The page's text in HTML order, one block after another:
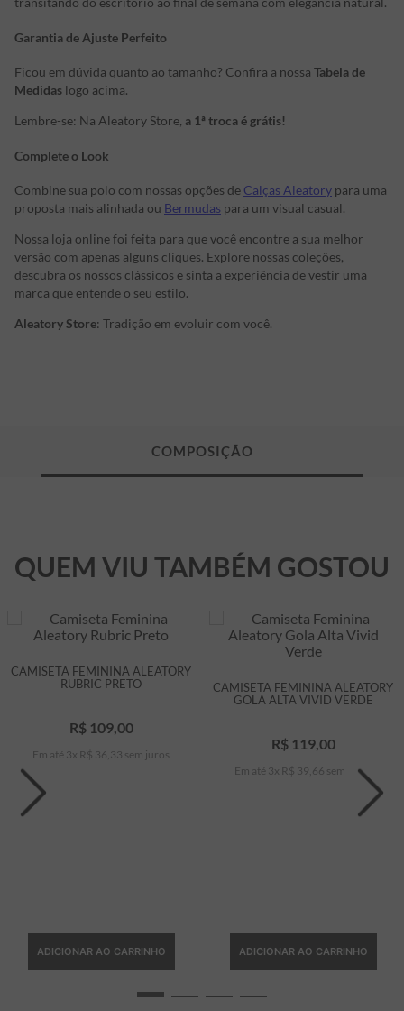
Garantia de Ajuste Perfeito
Ficou em dúvida quanto ao tamanho? Confira a nossa Tabela de
Medidas logo acima.
Lembre-se: Na Aleatory Store, a 1ª troca é grátis!
Complete o Look
Combine sua polo com nossas opções de Calças Aleatory para uma
proposta mais alinhada ou Bermudas para um visual casual.
Nossa loja online foi feita para que você encontre a sua melhor
versão com apenas alguns cliques. Explore nossas coleções,
descubra os nossos clássicos e sinta a experiência de vestir uma
marca que entende o seu estilo.
Aleatory Store: Tradição em evoluir com você.
QUEM VIU TAMBÉM GOSTOU
CAMISETA FEMININA ALEATORY
RUBRIC PRETO
R$ 109,00
Em até 3 x R$ 36 33 sem juros
ADICIONAR AO CARRINHO
CAMISETA FEMININA ALEATORY
GOLA ALTA VIVID VERDE
R$ 119,00
Em até 3 x R$ 39 66 sem juros
ADICIONAR AO CARRINHO